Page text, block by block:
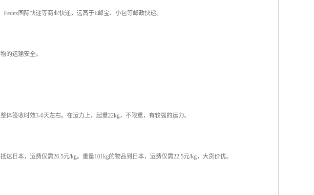
国际快递等商业快递，远高于E邮宝、小包等邮政快递。
的运输安全。
签收时效3-6天左右。在运力上，起重22kg，不限重，有较强的运力。
日本，运费仅需26.5元/kg。重量101kg的物品到日本，运费仅需22.5元/kg，大货价优。